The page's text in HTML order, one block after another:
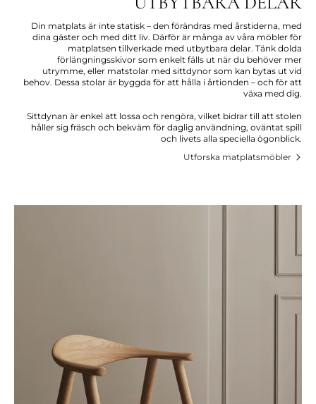
Din matplats är inte statisk – den förändras med årstiderna, med
dina gäster och med ditt liv. Därför är många av våra möbler för
matplatsen tillverkade med utbytbara delar. Tänk dolda
förlängningsskivor som enkelt fälls ut när du behöver mer
utrymme, eller matstolar med sittdynor som kan bytas ut vid
behov. Dessa stolar är byggda för att hålla i årtionden – och för att
växa med dig.
Sittdynan är enkel att lossa och rengöra, vilket bidrar till att stolen
håller sig fräsch och bekväm för daglig användning, oväntat spill
och livets alla speciella ögonblick.
Utforska matplatsmöbler